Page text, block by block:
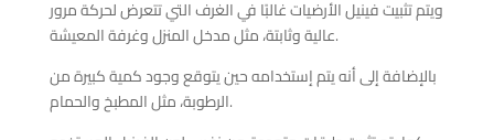
ويتم تثبيت فينيل الأرضيات غالبًا في الغرف التي تتعرض لحركة مرور
عالية وثابتة، مثل مدخل المنزل وغرفة المعيشة.
بالإضافة إلى أنه يتم إستخدامه حين يتوقع وجود كمية كبيرة من
الرطوبة، مثل المطبخ والحمام.